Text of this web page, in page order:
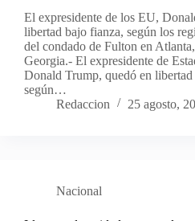
El expresidente de los EU,
libertad bajo fianza, según los
del condado de Fulton en
Georgia.- El expresidente de
Donald Trump, quedó en
según…
Redaccion
25 agosto,
Nacional